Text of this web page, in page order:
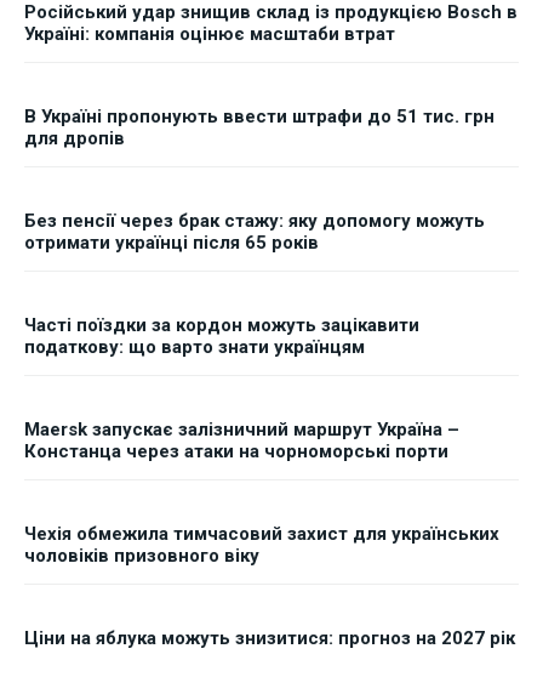
Російський удар знищив склад із продукцією Bosch в
Україні: компанія оцінює масштаби втрат
В Україні пропонують ввести штрафи до 51 тис. грн
для дропів
Без пенсії через брак стажу: яку допомогу можуть
отримати українці після 65 років
Часті поїздки за кордон можуть зацікавити
податкову: що варто знати українцям
Maersk запускає залізничний маршрут Україна –
Констанца через атаки на чорноморські порти
Чехія обмежила тимчасовий захист для українських
чоловіків призовного віку
Ціни на яблука можуть знизитися: прогноз на 2027 рік